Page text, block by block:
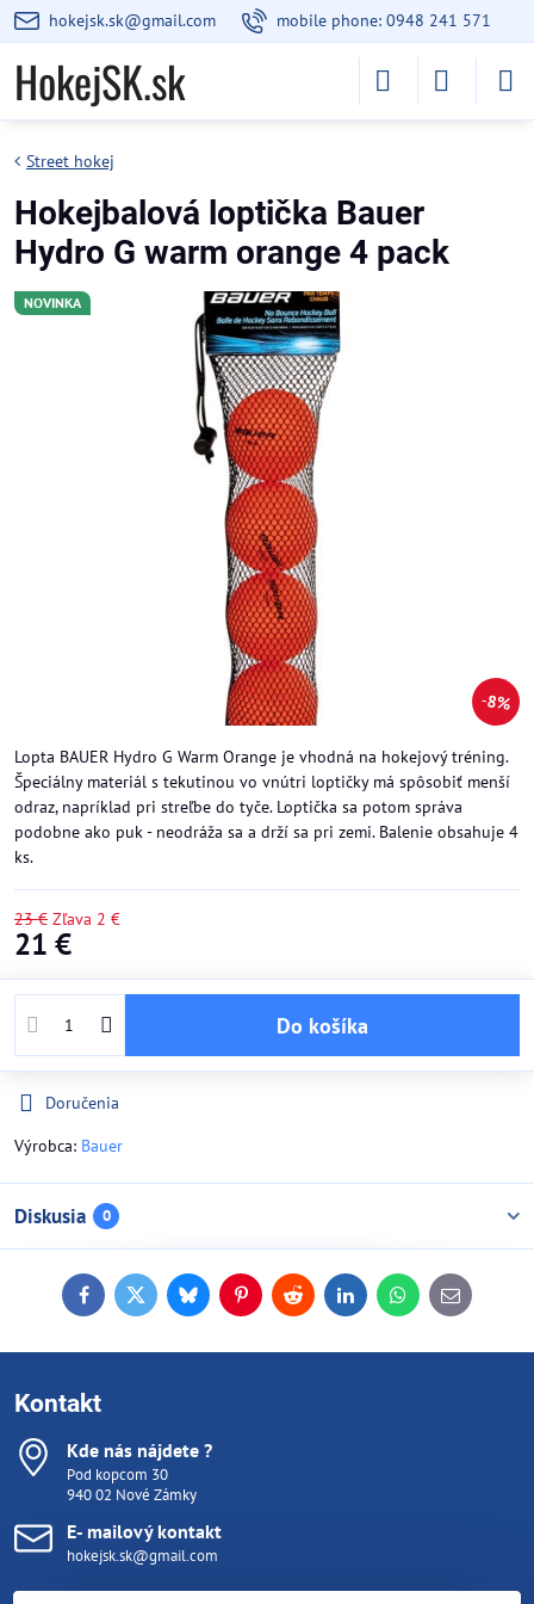
hokejsk.sk@gmail.com mobile phone: 0948 241 571
HokejSK.sk
NOVINKA
8%
Street hokej
Hokejbalová loptička Bauer
Hydro G warm orange 4 pack
Lopta BAUER Hydro G Warm Orange je vhodná na hokejový tréning.
Špeciálny materiál s tekutinou vo vnútri loptičky má spôsobiť menší
odraz, napríklad pri streľbe do tyče. Loptička sa potom správa
podobne ako puk - neodráža sa a drží sa pri zemi. Balenie obsahuje 4
ks.
23 € Zľava 2 €
21 €
Do košíka
Doručenia
Výrobca: Bauer
Diskusia 0
FacebookTwitterBlueskyPinterestReddit LinkedInWhatsApp
E-
mail
Kontakt
Kde nás nájdete ?
Pod kopcom 30
940 02 Nové Zámky
E- mailový kontakt
hokejsk.sk@gmail.com